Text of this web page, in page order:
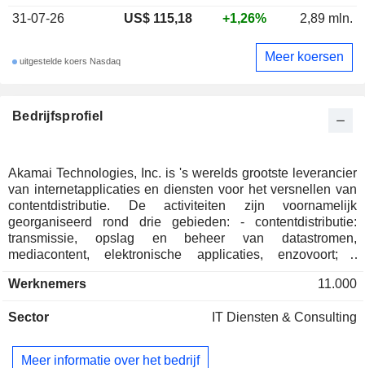
Bedrijfsprofiel
Akamai Technologies, Inc. is 's werelds grootste leverancier
van internetapplicaties en diensten voor het versnellen van
contentdistributie. De activiteiten zijn voornamelijk
georganiseerd rond drie gebieden: - contentdistributie:
transmissie, opslag en beheer van datastromen,
mediacontent, elektronische applicaties, enzovoort; -
voor het registreren van gebruikersbezoeken aan sites,
distributiecontrole, meting van applicatieprestaties,
Staten zijn goed voor 50,2% van de netto-omzet.
Werknemers 11.000
Sector IT Diensten & Consulting
Meer informatie over het bedrijf
31-07-26
US$ 115,18 +1,26% 2,89 mln.
uitgestelde koers Nasdaq Meer koersen